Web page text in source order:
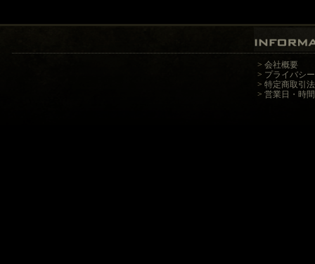
> 会社概要
> プライバシ
> 特定商取引
> 営業日・時